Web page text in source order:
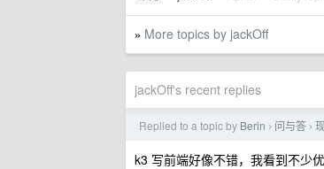
» More topics by jackOff
jackOff's recent replies
Replied to a topic by Berin › 问与答 ›
k3 写前端好像不错，我看到不少